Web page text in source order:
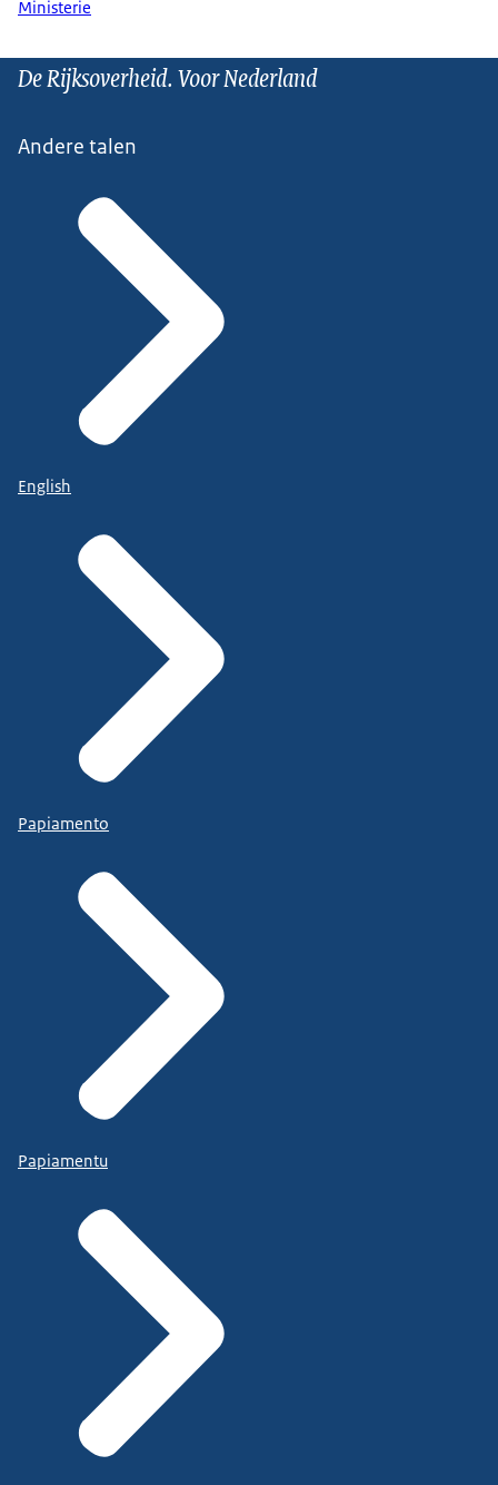
Ministerie
De Rijksoverheid. Voor Nederland
Andere talen
English
Papiamento
Papiamentu